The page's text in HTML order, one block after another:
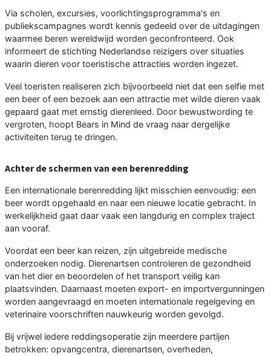
Via scholen, excursies, voorlichtingsprogramma's en
publiekscampagnes wordt kennis gedeeld over de uitdagingen
waarmee beren wereldwijd worden geconfronteerd. Ook
informeert de stichting Nederlandse reizigers over situaties
waarin dieren voor toeristische attracties worden ingezet.
Veel toeristen realiseren zich bijvoorbeeld niet dat een selfie met
een beer of een bezoek aan een attractie met wilde dieren vaak
gepaard gaat met ernstig dierenleed. Door bewustwording te
vergroten, hoopt Bears in Mind de vraag naar dergelijke
activiteiten terug te dringen.
Achter de schermen van een berenredding
Een internationale berenredding lijkt misschien eenvoudig: een
beer wordt opgehaald en naar een nieuwe locatie gebracht. In
werkelijkheid gaat daar vaak een langdurig en complex traject
aan vooraf.
Voordat een beer kan reizen, zijn uitgebreide medische
onderzoeken nodig. Dierenartsen controleren de gezondheid
van het dier en beoordelen of het transport veilig kan
plaatsvinden. Daarnaast moeten export- en importvergunningen
worden aangevraagd en moeten internationale regelgeving en
veterinaire voorschriften nauwkeurig worden gevolgd.
Bij vrijwel iedere reddingsoperatie zijn meerdere partijen
betrokken: opvangcentra, dierenartsen, overheden,